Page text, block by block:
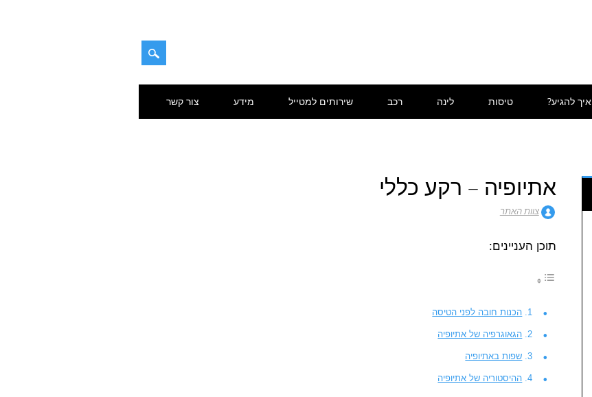
איך להגיע? טיסות לינה רכב שירותים למטייל מידע צור קשר
אתיופיה – רקע כללי
צוות האתר
תוכן העניינים:
הכנות חובה לפני הטיסה
הגאוגרפיה של אתיופיה
שפות באתיופיה
ההיסטוריה של אתיופיה